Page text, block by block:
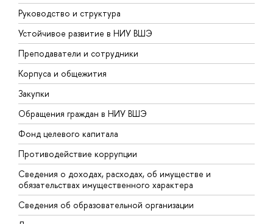
Руководство и структура
Устойчивое развитие в НИУ ВШЭ
Преподаватели и сотрудники
Корпуса и общежития
Закупки
Обращения граждан в НИУ ВШЭ
Фонд целевого капитала
Противодействие коррупции
Сведения о доходах, расходах, об имуществе и
обязательствах имущественного характера
Сведения об образовательной организации